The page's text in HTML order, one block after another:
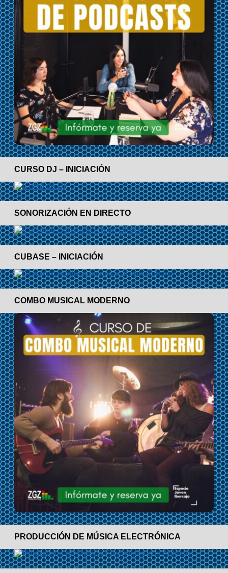
CURSO DJ – INICIACIÓN
SONORIZACIÓN EN DIRECTO
CUBASE – INICIACIÓN
COMBO MUSICAL MODERNO
PRODUCCIÓN DE MÚSICA ELECTRÓNICA